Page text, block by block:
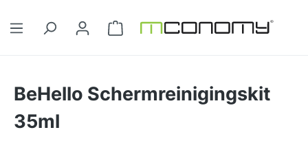
Winkelwagentje bevat 0 artikelen.
BeHello Schermreinigingskit
35ml